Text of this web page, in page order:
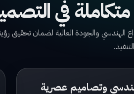
في
الهندسي والجودة العالية لضمان
وتصاميم عصرية